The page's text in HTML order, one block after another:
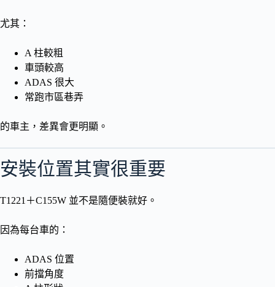
尤其：
A 柱較粗
車頭較高
ADAS 很大
常跑市區巷弄
的車主，差異會更明顯。
安裝位置其實很重要
T1221＋C155W 並不是隨便裝就好。
因為每台車的：
ADAS 位置
前擋角度